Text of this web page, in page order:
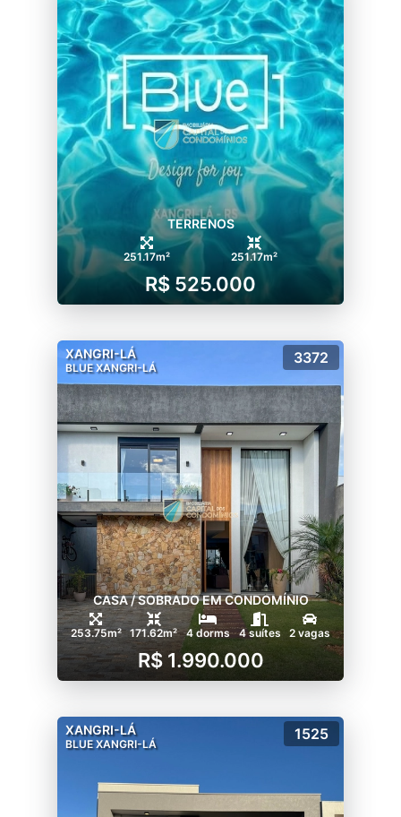
TERRENOS
251.17m² 251.17m²
R$ 525.000
XANGRI-LÁ
BLUE XANGRI-LÁ
3372
CASA / SOBRADO EM CONDOMÍNIO
253.75m² 171.62m² 4 dorms 4 suítes 2 vagas
R$ 1.990.000
XANGRI-LÁ
BLUE XANGRI-LÁ
1525